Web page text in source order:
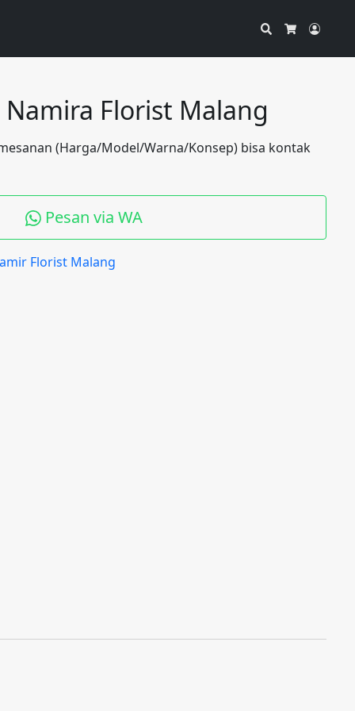
Search
Namira Florist Malang
(Harga/Model/Warna/Konsep) bisa kontak
Pesan via WA
Florist Malang